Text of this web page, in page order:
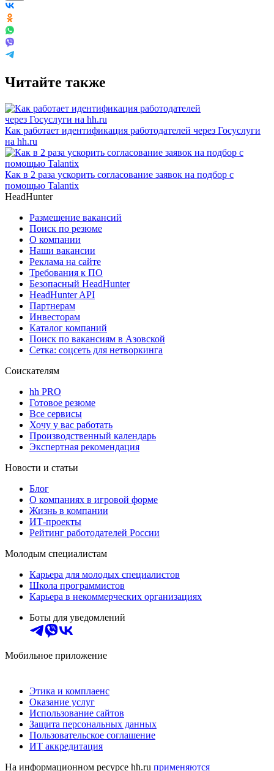
Читайте также
Как работает идентификация работодателей через Госуслуги
на hh.ru
Как в 2 раза ускорить согласование заявок на подбор с
помощью Talantix
HeadHunter
Размещение вакансий
Поиск по резюме
О компании
Наши вакансии
Реклама на сайте
Требования к ПО
Безопасный HeadHunter
HeadHunter API
Партнерам
Инвесторам
Каталог компаний
Поиск по вакансиям в Азовской
Сетка: соцсеть для нетворкинга
Соискателям
hh PRO
Готовое резюме
Все сервисы
Хочу у вас работать
Производственный календарь
Экспертная рекомендация
Новости и статьи
Блог
О компаниях в игровой форме
Жизнь в компании
ИТ-проекты
Рейтинг работодателей России
Молодым специалистам
Карьера для молодых специалистов
Школа программистов
Карьера в некоммерческих организациях
Боты для уведомлений
Мобильное приложение
Этика и комплаенс
Оказание услуг
Использование сайтов
Защита персональных данных
Пользовательское соглашение
ИТ аккредитация
На информационном ресурсе hh.ru применяются